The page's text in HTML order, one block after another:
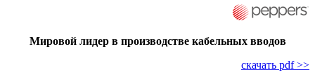
Мировой лидер в производстве кабельных вводов
скачать pdf >>